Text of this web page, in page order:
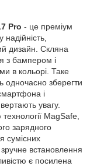
Pro - це преміум
дизайн. Скляна
з бампером і
в кольорі. Таке
одночасно зберегти
і
увагу.
MagSafe,
зарядного
сумісних
зручне встановлення
є посилена